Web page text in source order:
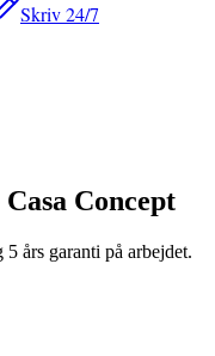
Skriv 24/7
Concept
års garanti på arbejdet.